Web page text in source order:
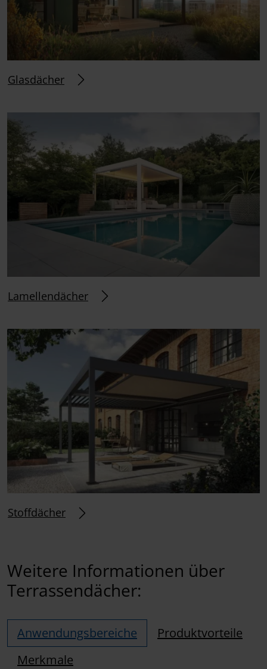
Glasdächer
Lamellendächer
Stoffdächer
Weitere Informationen über
Terrassendächer:
Anwendungsbereiche
Produktvorteile
Merkmale